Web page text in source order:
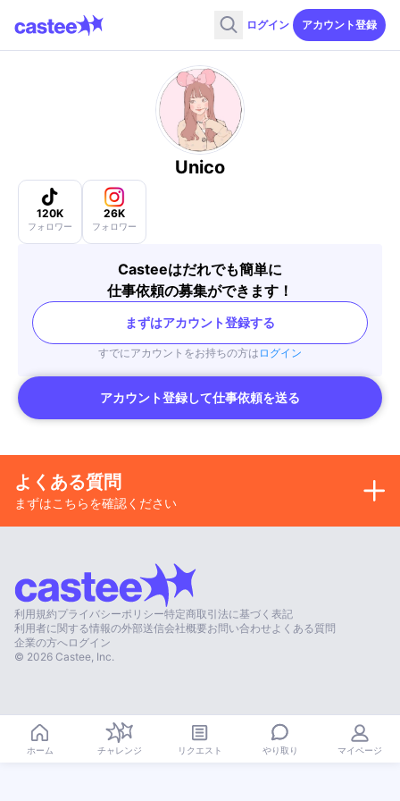
ログイン アカウント登録
Unico
120K
フォロワー
26K
フォロワー
Casteeはだれでも簡単に
仕事依頼の募集ができます！
まずはアカウント登録する
すでにアカウントをお持ちの方は ログイン
アカウント登録して仕事依頼を送る
よくある質問
まずはこちらを確認ください
利用規約プライバシーポリシー特定商取引法に基づく表記
利用者に関する情報の外部送信会社概要お問い合わせ よくある質問
企業の方へログイン
© 2026 Castee, Inc.
ホーム チャレンジ リクエスト やり取り マイページ